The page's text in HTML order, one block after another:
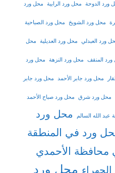
ورد الدوحة محل ورد الرابية محل ورد
محل ورد الشويخ محل ورد الصباحية
ورد العبدلي محل ورد العديلية محل
المنقف محل ورد النزهة محل ورد
محل ورد جابر الأحمد محل ورد جابر
محل ورد شرق محل ورد صباح الأحمد
الله السالم
محل ورد
ورد في المنطقة
الأحمدي
محل ورد